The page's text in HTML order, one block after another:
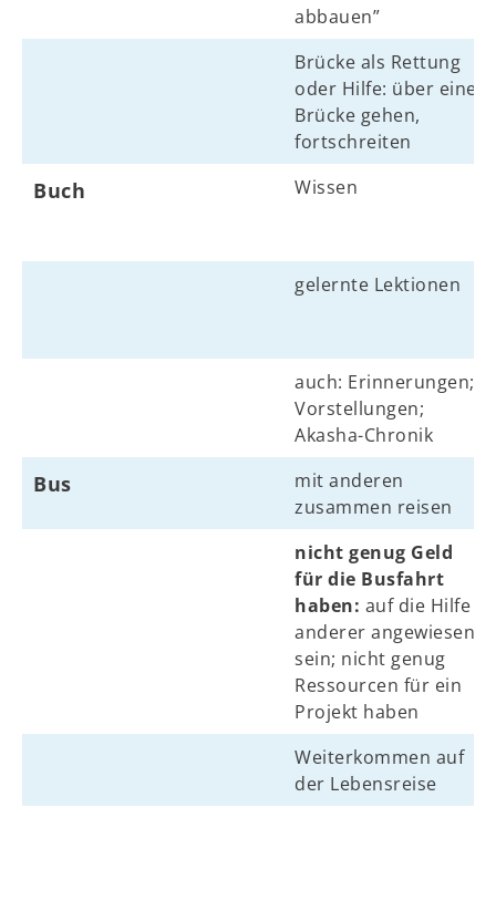
abbauen”
Brücke als Rettung
oder Hilfe: über eine
Brücke gehen,
fortschreiten
Buch Wissen
gelernte Lektionen
auch: Erinnerungen;
Vorstellungen;
Akasha-Chronik
Bus
mit anderen
zusammen reisen
nicht genug Geld
für die Busfahrt
haben: auf die Hilfe
anderer angewiesen
sein; nicht genug
Ressourcen für ein
Projekt haben
Weiterkommen auf
der Lebensreise